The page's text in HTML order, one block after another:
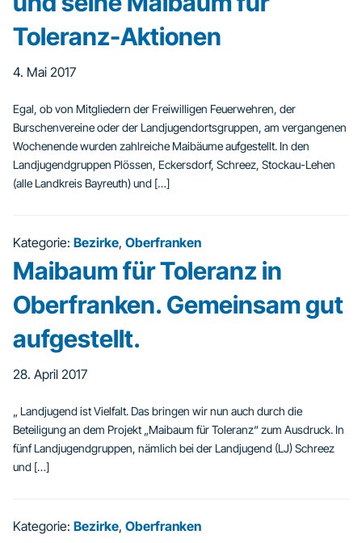
Toleranz-Aktionen
4. Mai 2017
Egal, ob von Mitgliedern der Freiwilligen Feuerwehren, der
Burschenvereine oder der Landjugendortsgruppen, am vergangenen
Wochenende wurden zahlreiche Maibäume aufgestellt. In den
Landjugendgruppen Plössen, Eckersdorf, Schreez, Stockau-Lehen
(alle Landkreis Bayreuth) und […]
Kategorie: Bezirke, Oberfranken
Maibaum für Toleranz in
Oberfranken. Gemeinsam gut
aufgestellt.
28. April 2017
„ Landjugend ist Vielfalt. Das bringen wir nun auch durch die
Beteiligung an dem Projekt „Maibaum für Toleranz“ zum Ausdruck. In
fünf Landjugendgruppen, nämlich bei der Landjugend (LJ) Schreez
und […]
Kategorie: Bezirke, Oberfranken